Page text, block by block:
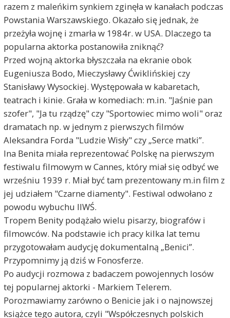
razem z maleńkim synkiem zginęła w kanałach podczas
Powstania Warszawskiego. Okazało się jednak, że
przeżyła wojnę i zmarła w 1984r. w USA. Dlaczego ta
popularna aktorka postanowiła zniknąć?
Przed wojną aktorka błyszczała na ekranie obok
Eugeniusza Bodo, Mieczysławy Ćwiklińskiej czy
Stanisławy Wysockiej. Występowała w kabaretach,
teatrach i kinie. Grała w komediach: m.in. "Jaśnie pan
szofer", "Ja tu rządzę" czy "Sportowiec mimo woli" oraz
dramatach np. w jednym z pierwszych filmów
Aleksandra Forda "Ludzie Wisły" czy „Serce matki”.
Ina Benita miała reprezentować Polskę na pierwszym
festiwalu filmowym w Cannes, który miał się odbyć we
wrześniu 1939 r. Miał być tam prezentowany m.in film z
jej udziałem "Czarne diamenty". Festiwal odwołano z
powodu wybuchu IIWŚ.
Tropem Benity podążało wielu pisarzy, biografów i
filmowców. Na podstawie ich pracy kilka lat temu
przygotowałam audycję dokumentalną „Benici”.
Przypomnimy ją dziś w Fonosferze.
Po audycji rozmowa z badaczem powojennych losów
tej popularnej aktorki - Markiem Telerem.
Porozmawiamy zarówno o Benicie jak i o najnowszej
książce tego autora, czyli "Współczesnych polskich